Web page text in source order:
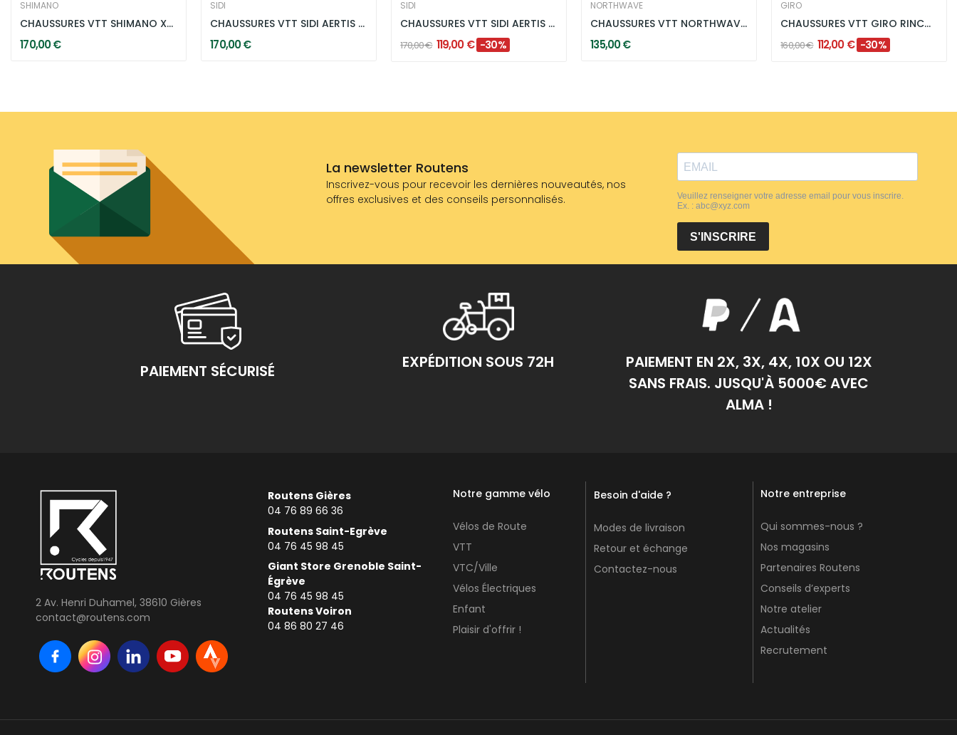
SHIMANO
CHAUSSURES VTT SHIMANO XC5 W BEIGE/SABLE
170,00 €
SIDI
CHAUSSURES VTT SIDI AERTIS W BEIGE/CORAIL
170,00 €
SIDI
CHAUSSURES VTT SIDI AERTIS W - NOIR
170,00 € 119,00 € -30%
NORTHWAVE
CHAUSSURES VTT NORTHWAVE HAMMER PLUS GRIS
135,00 €
GIRO
CHAUSSURES VTT GIRO RINCON W NOIR
160,00 € 112,00 € -30%
La newsletter Routens
Inscrivez-vous pour recevoir les dernières nouveautés, nos
offres exclusives et des conseils personnalisés.
PAIEMENT SÉCURISÉ EXPÉDITION SOUS 72H
PAIEMENT EN 2X, 3X, 4X, 10X OU 12X
SANS FRAIS. JUSQU'À 5000€ AVEC
ALMA !
2 Av. Henri Duhamel, 38610 Gières
contact@routens.com
Routens Gières
04 76 89 66 36
Routens Saint-Egrève
04 76 45 98 45
Giant Store Grenoble Saint-
Égrève
04 76 45 98 45
Routens Voiron
04 86 80 27 46
Notre gamme vélo
Vélos de Route
VTT
VTC/Ville
Vélos Électriques
Enfant
Plaisir d'offrir !
Besoin d'aide ?
Modes de livraison
Retour et échange
Contactez-nous
Notre entreprise
Qui sommes-nous ?
Nos magasins
Partenaires Routens
Conseils d’experts
Notre atelier
Actualités
Recrutement